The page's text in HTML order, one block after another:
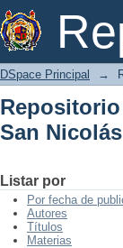
DSpace Principal →
San
Listar por
Por fecha de
Autores
Títulos
Materias